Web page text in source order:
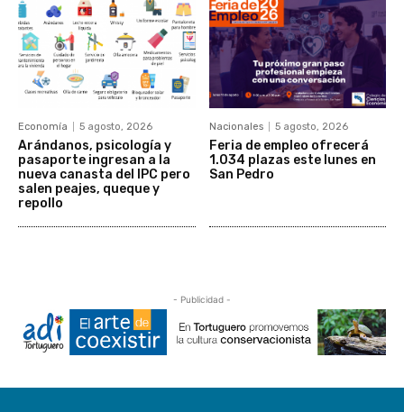
Economía 5 agosto, 2026
Arándanos, psicología y
pasaporte ingresan a la
nueva canasta del IPC pero
salen peajes, queque y
repollo
Nacionales 5 agosto, 2026
Feria de empleo ofrecerá
1.034 plazas este lunes en
San Pedro
- Publicidad -